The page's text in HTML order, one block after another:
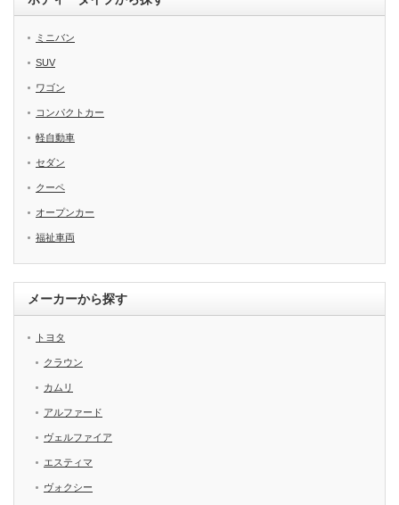
ミニバン
SUV
ワゴン
コンパクトカー
軽自動車
セダン
クーペ
オープンカー
福祉車両
メーカーから探す
トヨタ
クラウン
カムリ
アルファード
ヴェルファイア
エスティマ
ヴォクシー